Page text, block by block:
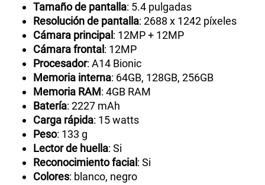
Tamaño de pantalla: 5.4 pulgadas
Resolución de pantalla: 2688 x 1242 píxeles
Cámara principal : 12MP + 12MP
Cámara frontal : 12MP
Procesador: A14 Bionic
Memoria interna: 64GB, 128GB, 256GB
Memoria RAM: 4GB RAM
Batería: 2227 mAh
Carga rápida: 15 watts
Peso: 133 g
Lector de huella: Si
Reconocimiento facial : Si
Colores: blanco, negro